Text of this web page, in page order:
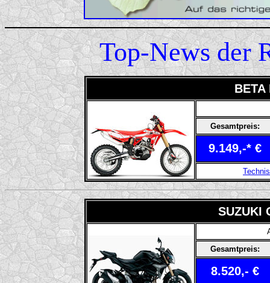
Top-News der
BETA
Gesamtpreis:
9.149,-* €
SUZUKI
Gesamtpreis:
8.520,- €